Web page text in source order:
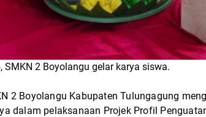
SMKN 2 Boyolangu gelar karya siswa.
2 Boyolangu Kabupaten Tulungagung
dalam pelaksanaan Projek Profil